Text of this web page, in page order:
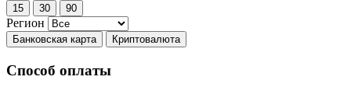
15 30 90
Регион
Банковская карта Криптовалюта
Способ оплаты